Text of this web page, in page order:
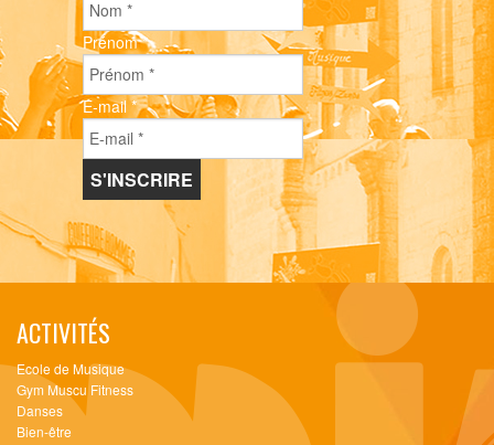
Prénom*
E-mail*
ACTIVITÉS
Ecole de Musique
Gym Muscu Fitness
Danses
Bien-être